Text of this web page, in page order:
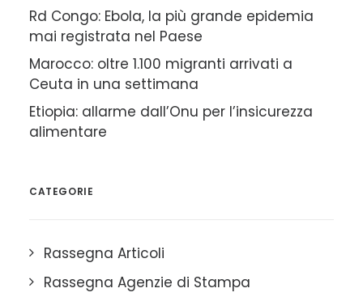
Rd Congo: Ebola, la più grande epidemia
mai registrata nel Paese
Marocco: oltre 1.100 migranti arrivati a
Ceuta in una settimana
Etiopia: allarme dall’Onu per l’insicurezza
alimentare
CATEGORIE
Rassegna Articoli
Rassegna Agenzie di Stampa